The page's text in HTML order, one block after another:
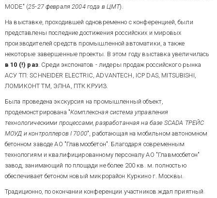
MODE" (25-27 февраля 2004 года в ЦМТ).
На выставке, проходившей одновременно с конференцией, были
представлены последние достижения российских и мировых
производителей средств промышленной автоматики, а также
некоторые завершенные проекты. В этом году выставка увеличилась
в 10 (!) раз. Среди экспонатов - лидеры продаж российского рынка
АСУ ТП: SCHNEIDER ELECTRIC, ADVANTECH, ICP DAS, MITSUBISHI,
ЛОМИКОНТ ТМ, ЭЛНА, ПТК КРУИЗ.
Была проведена экскурсия на промышленный объект,
продемонстрирована "Комплексная система управления
технологическими процессами, разработанная на базе SCADA ТРЕЙС
МОУД и контроллеров I 7000", работающая на мобильном автономном
бетонном заводе АО "Главмосбетон". Благодаря современным
технологиям и квалифицированному персоналу АО "Главмосбетон"
завод, занимающий по площади не более 200 кв. м. полностью
обеспечивает бетоном новый микрорайон Куркино г. Москвы.
Традиционно, по окончании конференции участников ждал приятный